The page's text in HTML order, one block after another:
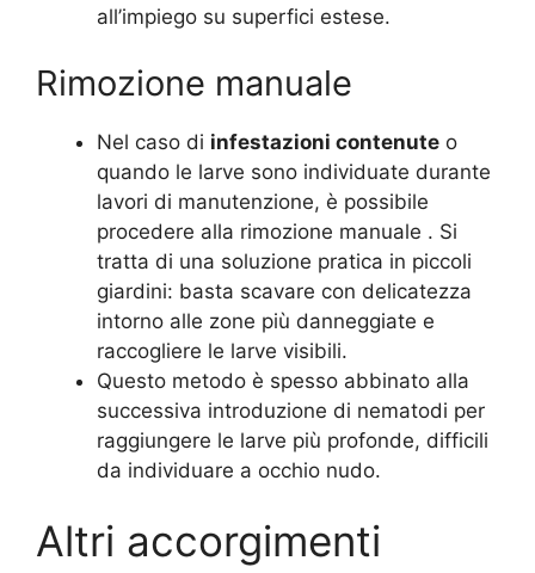
all’impiego su superfici estese.
Rimozione manuale
Nel caso di infestazioni contenute o
quando le larve sono individuate durante
lavori di manutenzione, è possibile
procedere alla rimozione manuale . Si
tratta di una soluzione pratica in piccoli
giardini: basta scavare con delicatezza
intorno alle zone più danneggiate e
raccogliere le larve visibili.
Questo metodo è spesso abbinato alla
successiva introduzione di nematodi per
raggiungere le larve più profonde, difficili
da individuare a occhio nudo.
Altri accorgimenti